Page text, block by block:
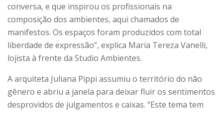
conversa, e que inspirou os profissionais na
composição dos ambientes, aqui chamados de
manifestos. Os espaços foram produzidos com total
liberdade de expressão”, explica Maria Tereza Vanelli,
lojista à frente da Studio Ambientes.
A arquiteta Juliana Pippi assumiu o território do não
gênero e abriu a janela para deixar fluir os sentimentos
desprovidos de julgamentos e caixas. “Este tema tem